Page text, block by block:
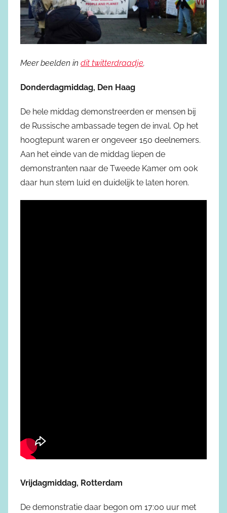
Meer beelden in dit twitterdraadje.
Donderdagmiddag, Den Haag
De hele middag demonstreerden er mensen bij
de Russische ambassade tegen de inval. Op het
hoogtepunt waren er ongeveer 150 deelnemers.
Aan het einde van de middag liepen de
demonstranten naar de Tweede Kamer om ook
daar hun stem luid en duidelijk te laten horen.
Vrijdagmiddag, Rotterdam
De demonstratie daar begon om 17:00 uur met